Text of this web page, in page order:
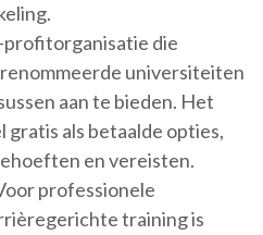
profitorganisatie die
universiteiten
aan te bieden. Het
als betaalde opties,
en vereisten.
professionele
training is